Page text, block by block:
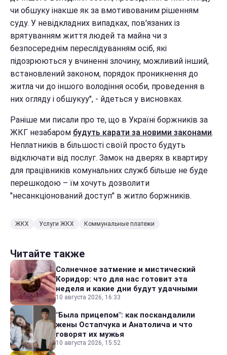
чи обшуку інакше як за вмотивованим рішенням
суду. У невідкладних випадках, пов'язаних із
врятуванням життя людей та майна чи з
безпосереднім переслідуванням осіб, які
підозрюються у вчиненні злочину, можливий інший,
встановлений законом, порядок проникнення до
житла чи до іншого володіння особи, проведення в
них огляду і обшукуу", - йдеться у висновках.
Раніше ми писали про те, що в Україні боржників за
ЖКГ незабаром будуть карати за новими законами.
Неплатників в більшості своїй просто будуть
відключати від послуг. Замок на дверях в квартиру
для працівників комунальних служб більше не буде
перешкодою – їм хочуть дозволити
"несанкціонований доступ" в житло боржників.
ЖКХ Услуги ЖКХ Коммунальные платежи
Читайте также
Солнечное затмение и мистический
Коридор: что для нас готовит эта
неделя и какие дни будут удачными
10 августа 2026, 16:33
"Была прицепом": как поскандалили
жены Остапчука и Анатолича и что
говорят их мужья
10 августа 2026, 15:52